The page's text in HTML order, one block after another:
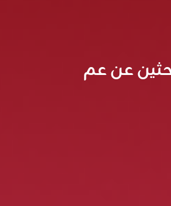
عن عم